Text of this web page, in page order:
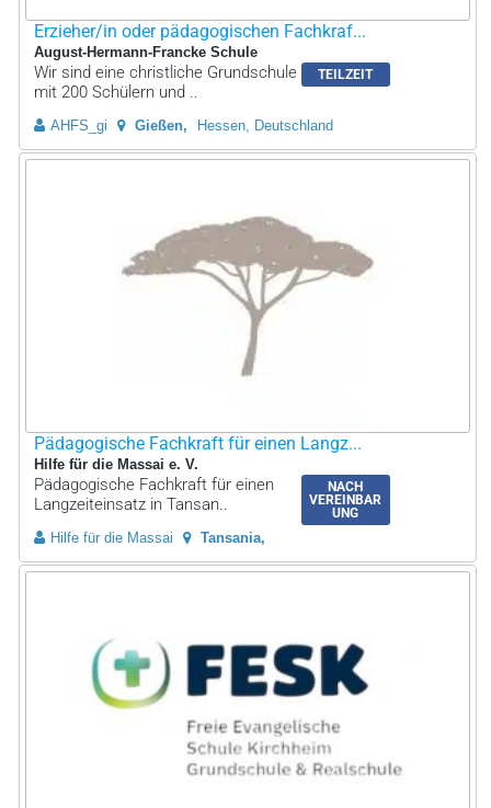
Erzieher/in oder pädagogischen Fachkraf...
August-Hermann-Francke Schule
TEILZEIT
Wir sind eine christliche Grundschule
mit 200 Schülern und ..
AHFS_gi Gießen Hessen, Deutschland
Pädagogische Fachkraft für einen Langz...
Hilfe für die Massai e. V.
NACH
VEREINBAR
UNG
Pädagogische Fachkraft für einen
Langzeiteinsatz in Tansan..
Hilfe für die Massai Tansania